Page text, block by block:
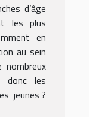
d’âge
les plus
en
au sein
donc les
jeunes ?